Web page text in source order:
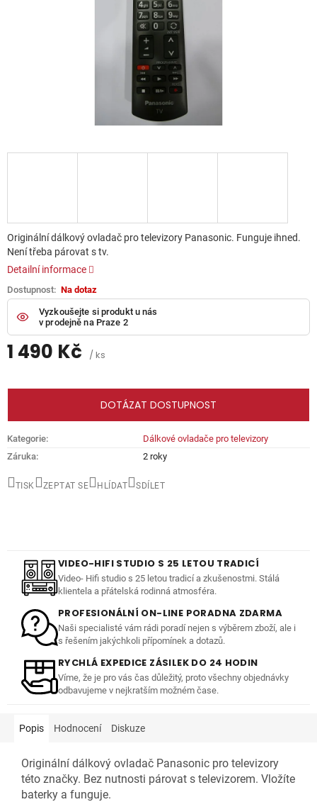
Vyzkoušejte si produkt u nás
v prodejně na Praze 2
1 490 Kč / ks
cena:
Na dotaz
Kategorie:
Dálkové ovladače pro televizory
Záruka: 2 roky
DOTÁZAT DOSTUPNOST
Originální dálkový ovladač pro televizory Panasonic. Funguje ihned.
Není třeba párovat s tv.
Detailní informace
TISK ZEPTAT SE HLÍDAT SDÍLET
VIDEO-HIFI STUDIO S 25 LETOU TRADICÍ
Video- Hifi studio s 25 letou tradicí a zkušenostmi. Stálá
klientela a přátelská rodinná atmosféra.
PROFESIONÁLNÍ ON-LINE PORADNA ZDARMA
Naši specialisté vám rádi poradí nejen s výběrem zboží, ale i
s řešením jakýchkoli přípomínek a dotazů.
RYCHLÁ EXPEDICE ZÁSILEK DO 24 HODIN
Víme, že je pro vás čas důležitý, proto všechny objednávky
odbavujeme v nejkratším možném čase.
Popis Hodnocení Diskuze
Originální dálkový ovladač Panasonic pro televizory
této značky. Bez nutnosti párovat s televizorem. Vložíte
baterky a funguje.